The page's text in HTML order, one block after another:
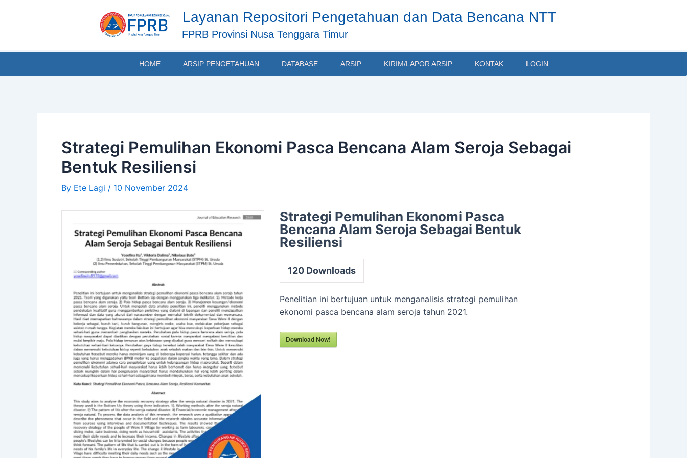
Layanan Repositori Pengetahuan dan Data Bencana NTT
FPRB Provinsi Nusa Tenggara Timur
HOME ARSIP PENGETAHUAN DATABASE ARSIP KIRIM/LAPOR ARSIP KONTAK LOGIN
Strategi Pemulihan Ekonomi Pasca Bencana Alam Seroja Sebagai
Bentuk Resiliensi
By Ete Lagi / 10 November 2024
Strategi Pemulihan Ekonomi Pasca
Bencana Alam Seroja Sebagai Bentuk
Resiliensi
120 Downloads
Penelitian ini bertujuan untuk menganalisis strategi pemulihan
ekonomi pasca bencana alam seroja tahun 2021.
Download Now!
navigation